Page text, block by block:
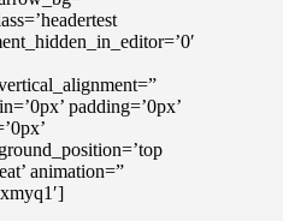
padding=’0px’
animation=”